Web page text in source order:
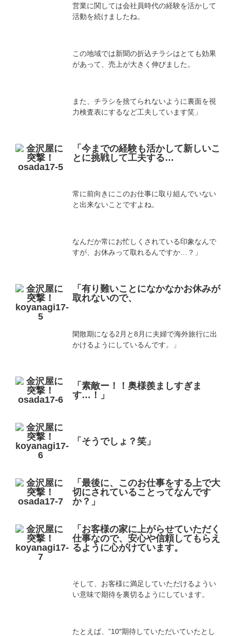
営業に関しては会社員時代の経験を活かして
活動を続けましたね。
この地域では新聞の折込チラシはとても効果
があって、売上が大きく伸びました。
また、チラシを捨てられないように裏面を視
力検査表にするなど工夫しています笑」
「今までの経験も活かして新しいこ
とに挑戦して工夫する…
常に前向きにこのお仕事に取り組んでいない
と出来ないことですよね。
なんだか常にお忙しくされている印象なんで
すが、お休みって取れるんですか…？」
「有り難いことになかなかお休みが
取れないので、
閑散期になる2月と8月に夫婦で海外旅行に出
かけるようにしているんです。」
「素敵ー！！奥様羨ましすぎま
す…！」
「そうでしょ？笑」
「最後に、このお仕事をする上で大
切にされていることってなんです
か？」
「お客様の家に上がらせていただく
仕事なので、安心や信頼してもらえ
るように心がけています。
そして、お客様に満足していただけるようい
い意味で期待を裏切るようにしています。
たとえば、”10″期待していただいていたとし